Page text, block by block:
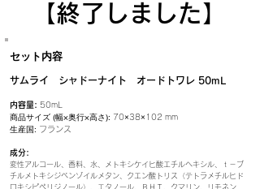
【終了しました】
セット内容
サムライ シャドーナイト オードトワレ 50mL​​
内容量: 50mL
商品サイズ (幅×奥行×高さ): 70×38×102 mm
生産国: フランス
成分:
変性アルコール、香料、水、メトキシケイヒ酸エチルヘキシル、ｔ－ブ
チルメトキシジベンゾイルメタン、クエン酸トリス（テトラメチルヒド
ロキシピペリジノール）、エタノール、ＢＨＴ、クマリン、リモネン